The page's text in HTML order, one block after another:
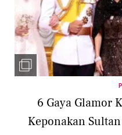
6 Gaya Glamor
Keponakan